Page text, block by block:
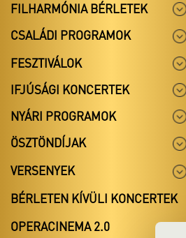
FILHARMÓNIA BÉRLETEK
CSALÁDI PROGRAMOK
FESZTIVÁLOK
IFJÚSÁGI KONCERTEK
NYÁRI PROGRAMOK
ÖSZTÖNDÍJAK
VERSENYEK
BÉRLETEN KÍVÜLI KONCERTEK
OPERACINEMA 2.0